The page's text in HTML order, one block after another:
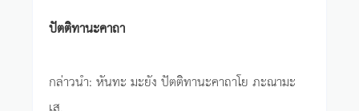
ปัตติทานะคาถา
กล่าวนำ: หันทะ มะยัง ปัตติทานะคาถาโย ภะณามะ
เส.